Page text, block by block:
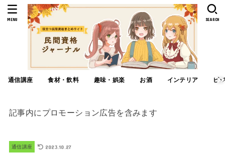
通信講座 食材・飲料 趣味・娯楽 お酒 インテリア ビ
SEARCH
MENU
記事内にプロモーション広告を含みます
通信講座 2023.10.27